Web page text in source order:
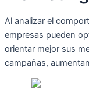
Al analizar el
empresas pueden
orientar mejor sus
campañas,